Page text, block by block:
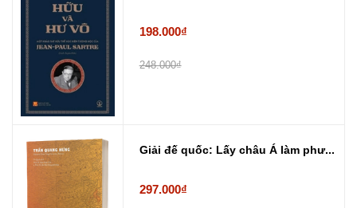
198.000₫
248.000₫
Giải đế quốc: Lấy châu Á làm phư...
297.000₫